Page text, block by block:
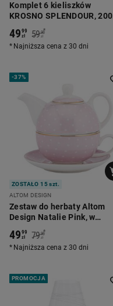
Komplet 6 kieliszków
KROSNO SPLENDOUR, 200
ml, do wina białego
4999
zł 59 90
zł
*
Najniższa cena z 30 dni
-37%
ZOSTAŁO 15 szt.
ALTOM DESIGN
Zestaw do herbaty Altom
Design Natalie Pink, w
opasce, różowy
4999
zł 79 90
zł
*
Najniższa cena z 30 dni
PROMOCJA